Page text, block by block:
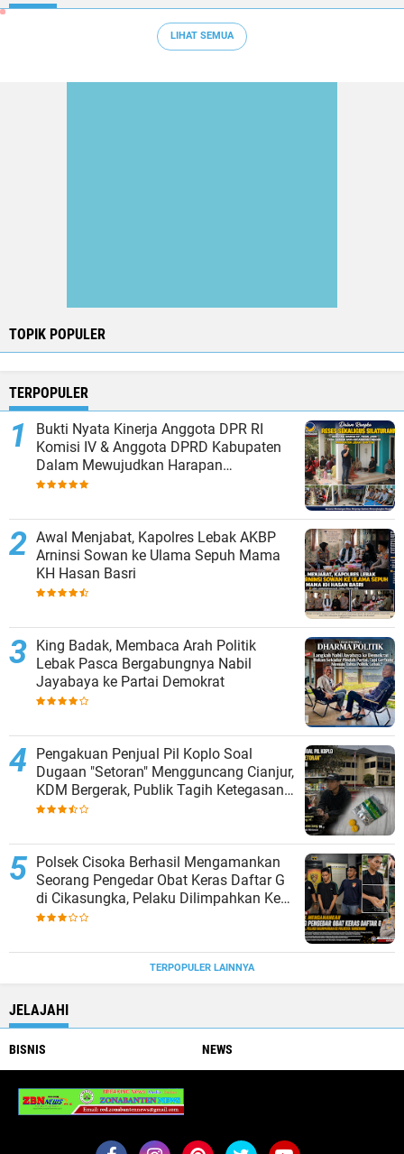
LIHAT SEMUA
TOPIK POPULER
TERPOPULER
Bukti Nyata Kinerja Anggota DPR RI
Komisi IV & Anggota DPRD Kabupaten
Dalam Mewujudkan Harapan
Masyarakat
Awal Menjabat, Kapolres Lebak AKBP
Arninsi Sowan ke Ulama Sepuh Mama
KH Hasan Basri
King Badak, Membaca Arah Politik
Lebak Pasca Bergabungnya Nabil
Jayabaya ke Partai Demokrat
Pengakuan Penjual Pil Koplo Soal
Dugaan "Setoran" Mengguncang Cianjur,
KDM Bergerak, Publik Tagih Ketegasan
Polda Jabar
Polsek Cisoka Berhasil Mengamankan
Seorang Pengedar Obat Keras Daftar G
di Cikasungka, Pelaku Dilimpahkan Ke
Polresta Tangerang
TERPOPULER LAINNYA
JELAJAHI
BISNIS NEWS